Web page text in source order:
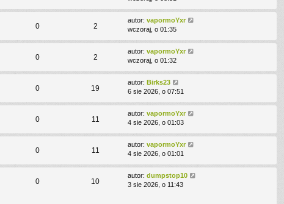
0 2
autor: vapormoYxr
wczoraj, o 01:35
0 2
autor: vapormoYxr
wczoraj, o 01:32
0 19
autor: Birks23
6 sie 2026, o 07:51
0 11
autor: vapormoYxr
4 sie 2026, o 01:03
0 11
autor: vapormoYxr
4 sie 2026, o 01:01
0 10
autor: dumpstop10
3 sie 2026, o 11:43